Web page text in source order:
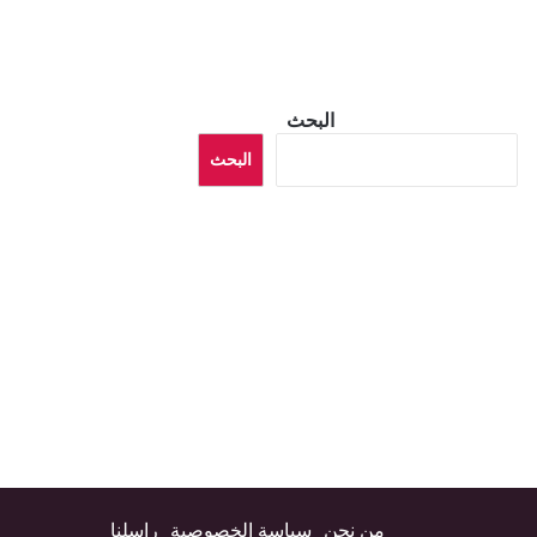
البحث
البحث
من نحن سياسة الخصوصية راسلنا